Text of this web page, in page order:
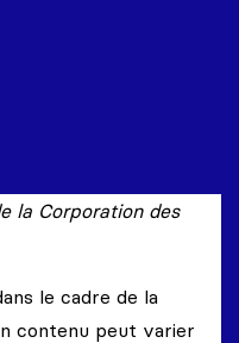
la Corporation des
le cadre de la
contenu peut varier